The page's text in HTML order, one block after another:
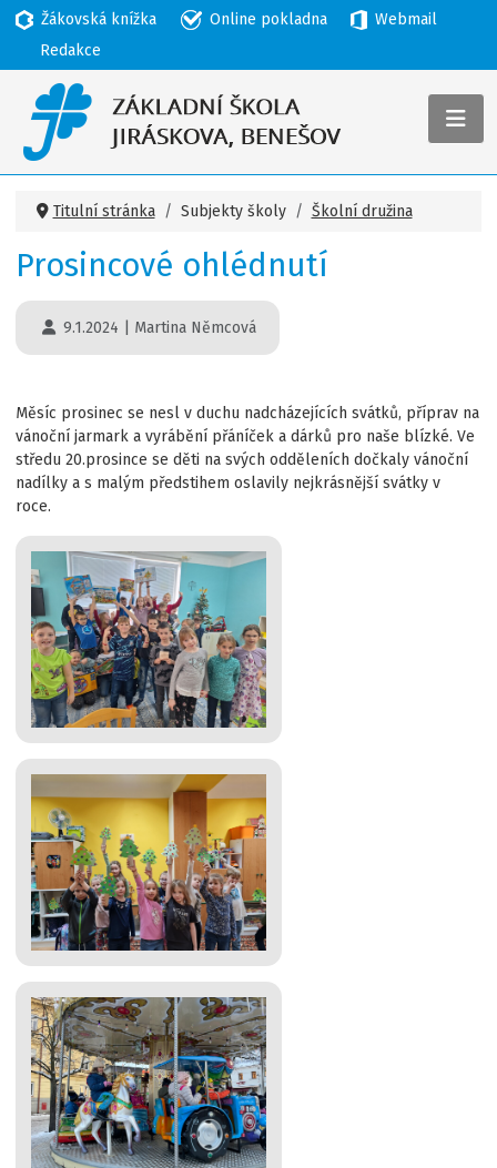
Žákovská knížka Online pokladna
Webmail
Redakce
Titulní stránka Subjekty školy Školní družina
Prosincové ohlédnutí
9.1.2024 Martina Němcová
Měsíc prosinec se nesl v duchu nadcházejících svátků, příprav na
vánoční jarmark a vyrábění přáníček a dárků pro naše blízké. Ve
středu 20.prosince se děti na svých odděleních dočkaly vánoční
nadílky a s malým předstihem oslavily nejkrásnější svátky v
roce.